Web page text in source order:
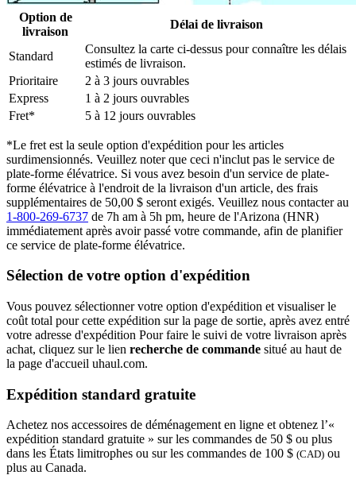
Option de
livraison
Délai de livraison
Standard
Consultez la carte ci-dessus pour connaître les délais
estimés de livraison.
Prioritaire
2 à 3 jours ouvrables
Express
1 à 2 jours ouvrables
Fret*
5 à 12 jours ouvrables
*Le fret est la seule option d'expédition pour les articles
surdimensionnés. Veuillez noter que ceci n'inclut pas le service de
plate-forme élévatrice. Si vous avez besoin d'un service de plate-
forme élévatrice à l'endroit de la livraison d'un article, des frais
supplémentaires de 50,00 $ seront exigés. Veuillez nous contacter au
1-800-269-6737 de 7h am à 5h pm, heure de l'Arizona (HNR)
immédiatement après avoir passé votre commande, afin de planifier
ce service de plate-forme élévatrice.
Sélection de votre option d'expédition
Vous pouvez sélectionner votre option d'expédition et visualiser le
coût total pour cette expédition sur la page de sortie, après avez entré
votre adresse d'expédition Pour faire le suivi de votre livraison après
achat, cliquez sur le lien recherche de commande situé au haut de
la page d'accueil uhaul.com.
Expédition standard gratuite
Achetez nos accessoires de déménagement en ligne et obtenez l’«
expédition standard gratuite » sur les commandes de 50 $ ou plus
dans les États limitrophes ou sur les commandes de 100 $ (CAD) ou
plus au Canada.